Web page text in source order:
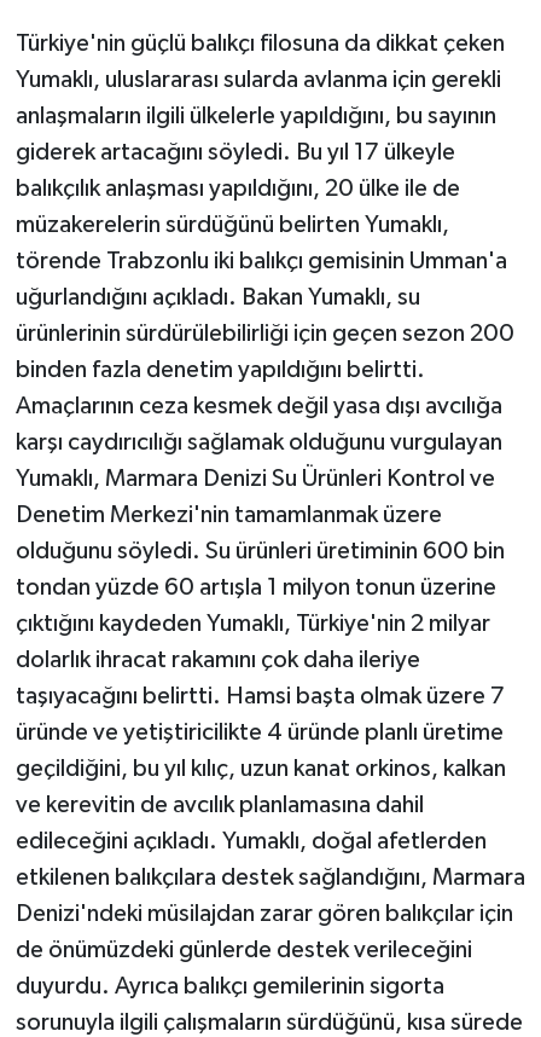
Türkiye'nin güçlü balıkçı filosuna da dikkat çeken
Yumaklı, uluslararası sularda avlanma için gerekli
anlaşmaların ilgili ülkelerle yapıldığını, bu sayının
giderek artacağını söyledi. Bu yıl 17 ülkeyle
balıkçılık anlaşması yapıldığını, 20 ülke ile de
müzakerelerin sürdüğünü belirten Yumaklı,
törende Trabzonlu iki balıkçı gemisinin Umman'a
uğurlandığını açıkladı. Bakan Yumaklı, su
ürünlerinin sürdürülebilirliği için geçen sezon 200
binden fazla denetim yapıldığını belirtti.
Amaçlarının ceza kesmek değil yasa dışı avcılığa
karşı caydırıcılığı sağlamak olduğunu vurgulayan
Yumaklı, Marmara Denizi Su Ürünleri Kontrol ve
Denetim Merkezi'nin tamamlanmak üzere
olduğunu söyledi. Su ürünleri üretiminin 600 bin
tondan yüzde 60 artışla 1 milyon tonun üzerine
çıktığını kaydeden Yumaklı, Türkiye'nin 2 milyar
dolarlık ihracat rakamını çok daha ileriye
taşıyacağını belirtti. Hamsi başta olmak üzere 7
üründe ve yetiştiricilikte 4 üründe planlı üretime
geçildiğini, bu yıl kılıç, uzun kanat orkinos, kalkan
ve kerevitin de avcılık planlamasına dahil
edileceğini açıkladı. Yumaklı, doğal afetlerden
etkilenen balıkçılara destek sağlandığını, Marmara
Denizi'ndeki müsilajdan zarar gören balıkçılar için
de önümüzdeki günlerde destek verileceğini
duyurdu. Ayrıca balıkçı gemilerinin sigorta
sorunuyla ilgili çalışmaların sürdüğünü, kısa sürede